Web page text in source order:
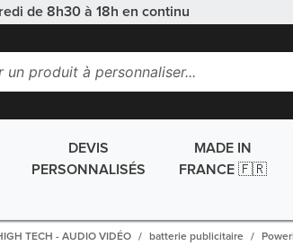
de 8h30 à 18h en continu
DEVIS
PERSONNALISÉS
MADE IN
FRANCE 🇫🇷
TECH - AUDIO VIDÉO batterie publicitaire